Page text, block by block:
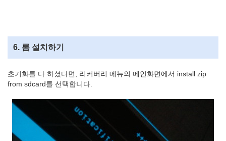
6. 롬 설치하기
초기화를 다 하셨다면, 리커버리 메뉴의 메인화면에서 install zip
from sdcard를 선택합니다.